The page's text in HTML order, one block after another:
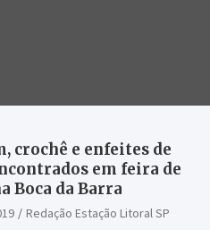
crochê e enfeites de
em feira de
Boca da Barra
Redação Estação Litoral SP